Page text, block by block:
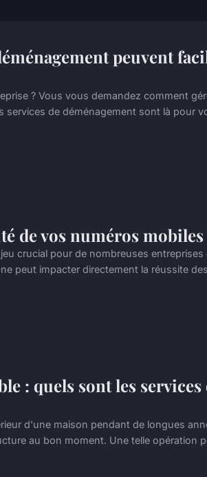
peuvent
? Vous vous demandez comment
services de déménagement sont là pour
de vos numéros mobiles
crucial pour de nombreuses entreprises
peut impacter directement la réussite
: quels sont les
d'une maison pendant de longues
au bon moment. Une telle opération